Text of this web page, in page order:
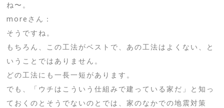
ね〜。
moreさん：
そうですね。
もちろん、この工法がベストで、あの工法はよくない、と
いうことではありません。
どの工法にも一長一短があります。
でも、「ウチはこういう仕組みで建っている家だ」と知っ
ておくのとそうでないのとでは、家のなかでの地震対策